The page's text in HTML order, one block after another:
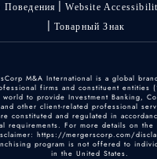
Website
Товарный Знак
M&A International is a global
firms and constituent entities
to provide Investment Banking,
other client-related professional
constituted and regulated in
requirements. For more details on
https://mergerscorp.com/
program is not offered to
in the United States.